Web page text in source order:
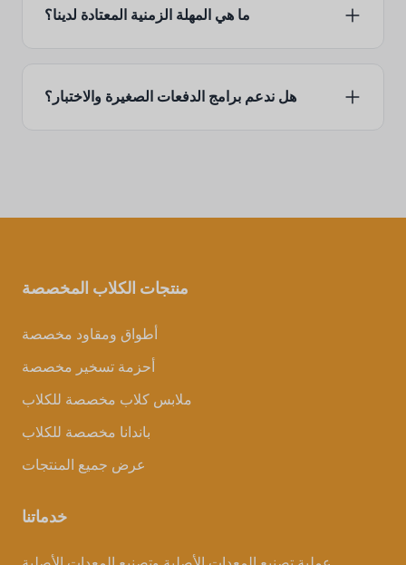
ما هي المهلة الزمنية المعتادة لدينا؟
هل ندعم برامج الدفعات الصغيرة والاختبار؟
منتجات الكلاب المخصصة
أطواق ومقاود مخصصة
أحزمة تسخير مخصصة
ملابس كلاب مخصصة للكلاب
باندانا مخصصة للكلاب
عرض جميع المنتجات
خدماتنا